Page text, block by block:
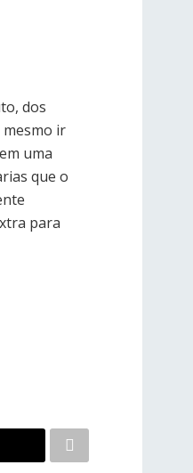
dos
ir
uma
que o
para